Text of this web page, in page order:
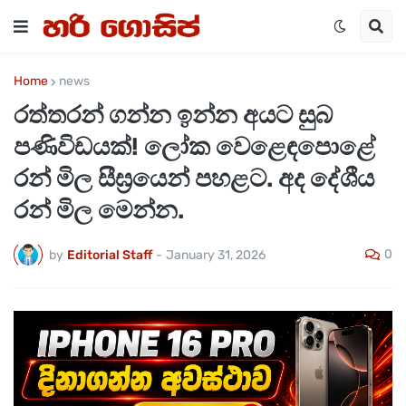
Home news
රත්තරන් ගන්න ඉන්න අයට සුබ
පණිවිඩයක්! ලෝක වෙළෙඳපොළේ
රන් මිල සීඝ්‍රයෙන් පහළට. අද දේශීය
රන් මිල මෙන්න.
by Editorial Staff - January 31, 2026 0